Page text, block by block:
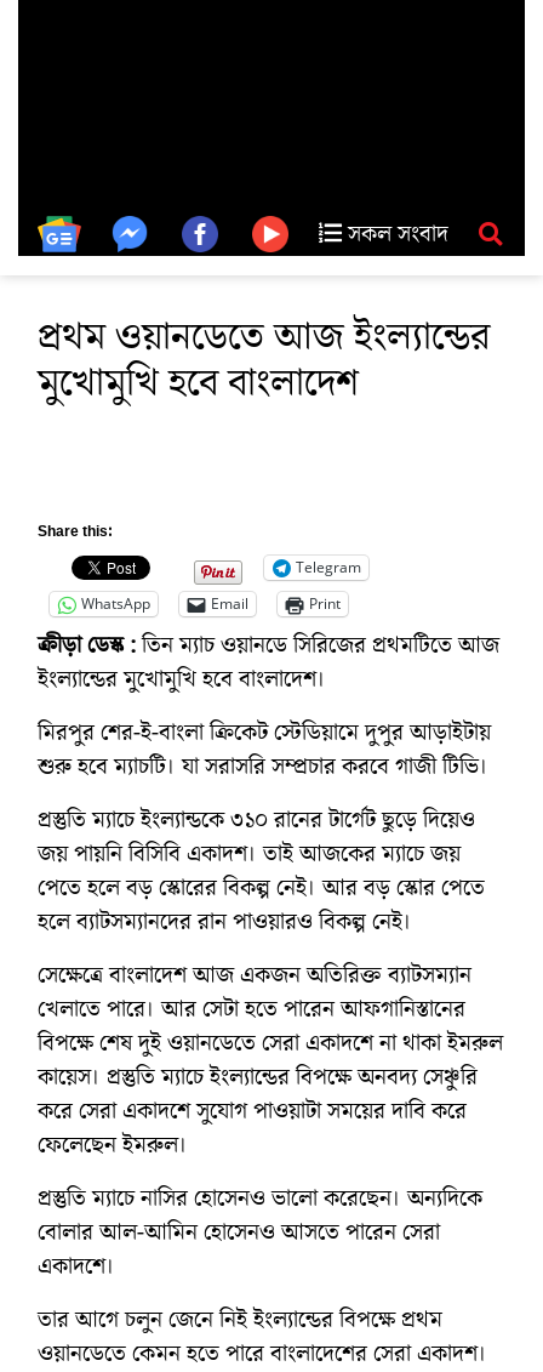
সকল সংবাদ
প্রথম ওয়ানডেতে আজ ইংল্যান্ডের
মুখোমুখি হবে বাংলাদেশ
Share this:
Telegram
WhatsApp
Email Print
ক্রীড়া ডেস্ক :তিন ম্যাচ ওয়ানডে সিরিজের প্রথমটিতে আজ
ইংল্যান্ডের মুখোমুখি হবে বাংলাদেশ।
মিরপুর শের-ই-বাংলা ক্রিকেট স্টেডিয়ামে দুপুর আড়াইটায়
শুরু হবে ম্যাচটি। যা সরাসরি সম্প্রচার করবে গাজী টিভি।
প্রস্তুতি ম্যাচে ইংল্যান্ডকে ৩১০ রানের টার্গেট ছুড়ে দিয়েও
জয় পায়নি বিসিবি একাদশ। তাই আজকের ম্যাচে জয়
পেতে হলে বড় স্কোরের বিকল্প নেই। আর বড় স্কোর পেতে
হলে ব্যাটসম্যানদের রান পাওয়ারও বিকল্প নেই।
সেক্ষেত্রে বাংলাদেশ আজ একজন অতিরিক্ত ব্যাটসম্যান
খেলাতে পারে। আর সেটা হতে পারেন আফগানিস্তানের
বিপক্ষে শেষ দুই ওয়ানডেতে সেরা একাদশে না থাকা ইমরুল
কায়েস। প্রস্তুতি ম্যাচে ইংল্যান্ডের বিপক্ষে অনবদ্য সেঞ্চুরি
করে সেরা একাদশে সুযোগ পাওয়াটা সময়ের দাবি করে
ফেলেছেন ইমরুল।
প্রস্তুতি ম্যাচে নাসির হোসেনও ভালো করেছেন। অন্যদিকে
বোলার আল-আমিন হোসেনও আসতে পারেন সেরা
একাদশে।
তার আগে চলুন জেনে নিই ইংল্যান্ডের বিপক্ষে প্রথম
ওয়ানডেতে কেমন হতে পারে বাংলাদেশের সেরা একাদশ।